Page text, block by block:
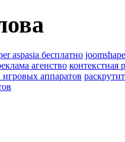
aspasia бесплатно
агенство контекстная
игровых аппаратов